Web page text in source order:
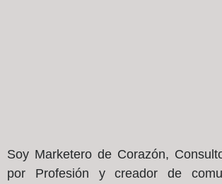
Soy Marketero de Corazón,
por Profesión y creador de